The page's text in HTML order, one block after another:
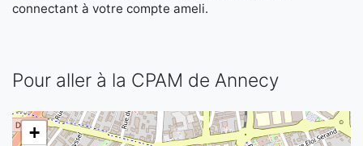
connectant à votre compte ameli.
Pour aller à la CPAM de Annecy
+